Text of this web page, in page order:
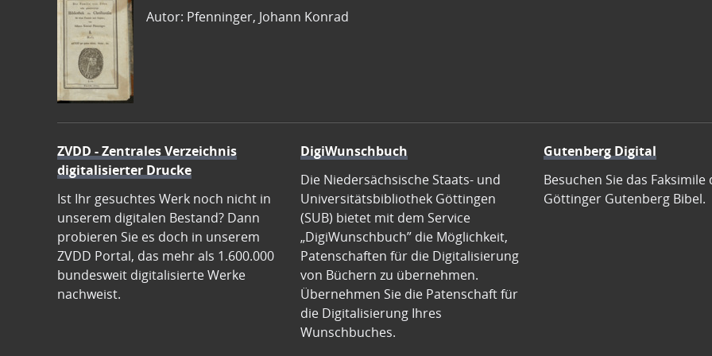
Autor: Pfenninger, Johann Konrad
ZVDD - Zentrales Verzeichnis
digitalisierter Drucke
Ist Ihr gesuchtes Werk noch nicht in
unserem digitalen Bestand? Dann
probieren Sie es doch in unserem
ZVDD Portal, das mehr als 1.600.000
bundesweit digitalisierte Werke
nachweist.
DigiWunschbuch
Die Niedersächsische Staats- und
Universitätsbibliothek Göttingen
(SUB) bietet mit dem Service
„DigiWunschbuch” die Möglichkeit,
Patenschaften für die Digitalisierung
von Büchern zu übernehmen.
Übernehmen Sie die Patenschaft für
die Digitalisierung Ihres
Wunschbuches.
Gutenberg Digital
Besuchen Sie das Faksimile
Göttinger Gutenberg Bibel.